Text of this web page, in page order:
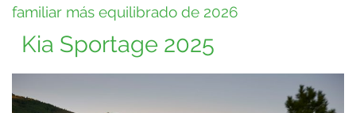
familiar más equilibrado de 2026
Kia Sportage 2025